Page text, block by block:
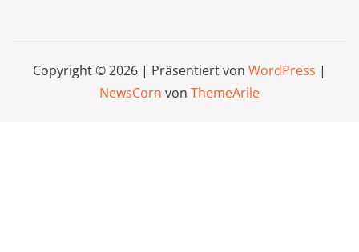
Copyright © 2026 | Präsentiert von WordPress |
NewsCorn von ThemeArile